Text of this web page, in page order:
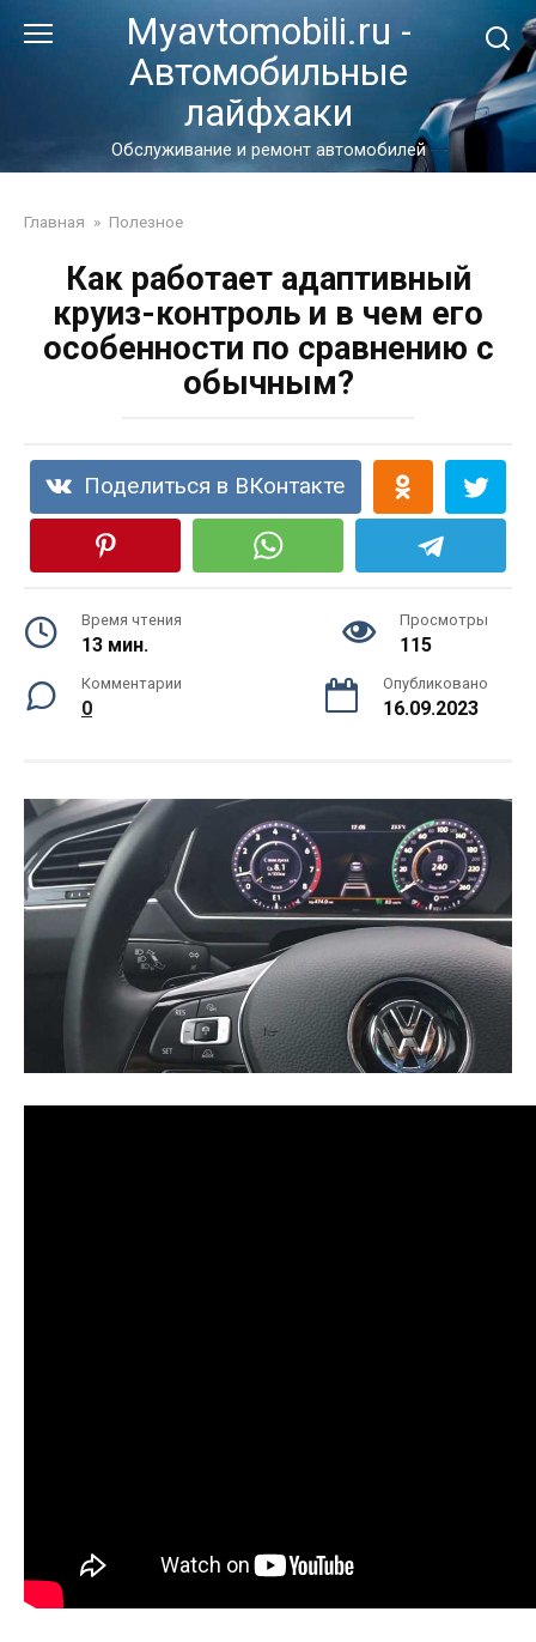
Myavtomobili.ru -
Автомобильные
лайфхаки
Обслуживание и ремонт автомобилей
Главная » Полезное
Как работает адаптивный
круиз-контроль и в чем его
особенности по сравнению с
обычным?
Поделиться в ВКонтакте
Время чтения
13 мин.
Просмотры
115
Комментарии
0
Опубликовано
16.09.2023